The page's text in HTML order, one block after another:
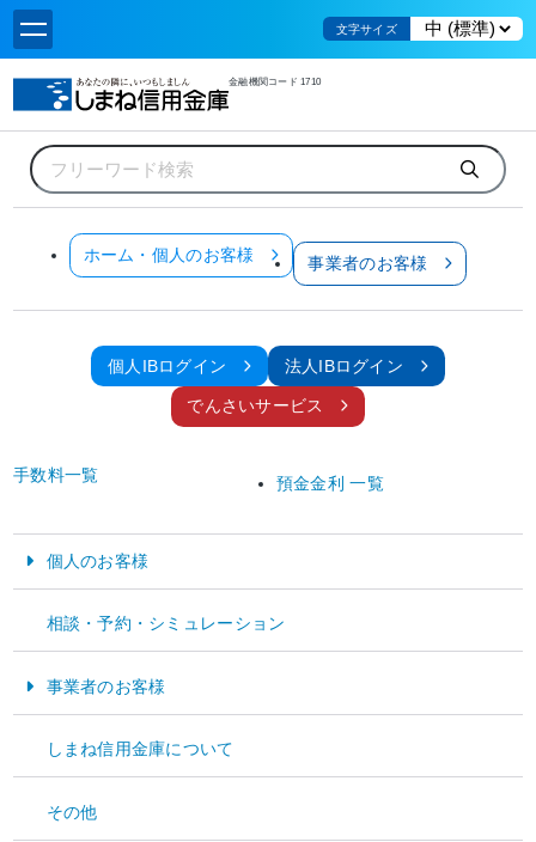
文字サイズ
金融機関コード 1710
ホーム・個人のお客様 事業者のお客様
個人IBログイン 法人IBログイン
でんさいサービス
手数料一覧 預金金利 一覧
個人のお客様
お金をためる・そなえる
お金をかりる
相談・予約・シミュレーション
事業者のお客様
資金運用
資金調達
経営サポート
しまね信用金庫について
その他
ホーム 重要なお知らせ 地域交流スペース「えすここ」の利用開始について
全てのお客様重要なお知らせ
地域交流スペース「えすここ」の利用開始について
2026年7月1日
この度、地域の皆さまの交流促進および地域活性化への貢献を目的として、当金庫
し込みが必要です。利用対象者や利用条件、利用料金、申込方法等の詳細につきま
しては、下記の専用ページよりご確認ください。また、利用規約および利用申込書
を専用ページよりダウンロードいただけます。
用ください。
えすここ専用ページはこちら
お問い合わせ